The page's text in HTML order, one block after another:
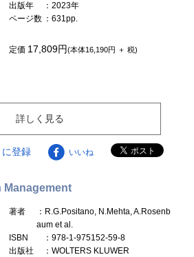
出版年
：2023年
ページ数 ：631pp.
定価 17,809円(本体16,190円 ＋ 税)
詳しく見る
登録 いいね
Management
著者
：R.G.Positano, N.Mehta, A.Rosenb
aum et al.
ISBN
：978-1-975152-59-8
出版社
：WOLTERS KLUWER